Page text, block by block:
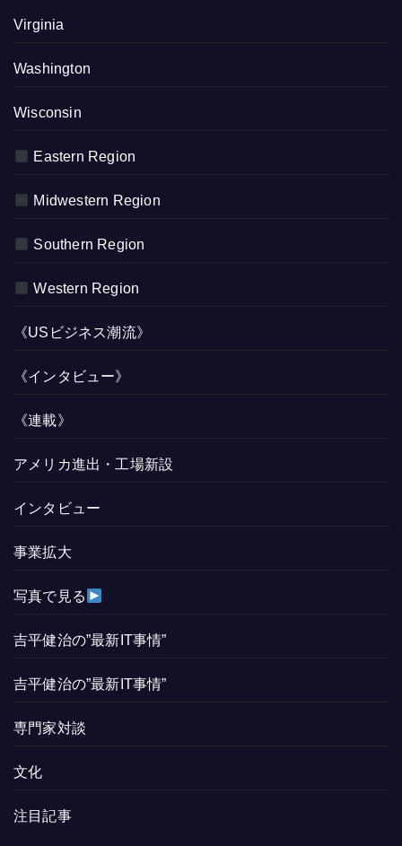
Virginia
Washington
Wisconsin
Eastern Region
Midwestern Region
Southern Region
Western Region
《USビジネス潮流》
《インタビュー》
《連載》
アメリカ進出・工場新設
インタビュー
事業拡大
写真で見る
吉平健治の”最新IT事情”
吉平健治の”最新IT事情”
専門家対談
文化
注目記事